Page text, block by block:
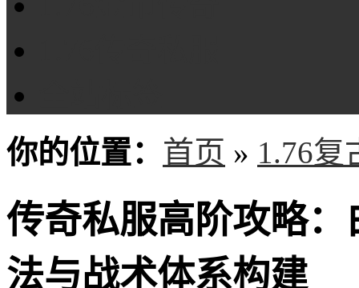
你的位置： 首页 » 1.76复
传奇私服高阶攻略
法与战术体系构建